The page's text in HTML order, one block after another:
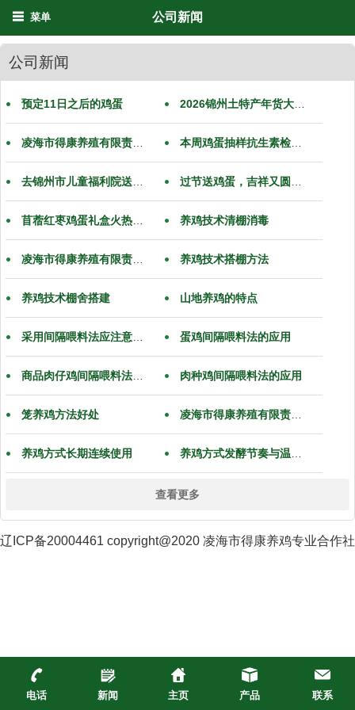
公司新闻
菜单
公司新闻
预定11日之后的鸡蛋 2026锦州土特产年货大集等你来
凌海市得康养殖有限责任公司祝大家元旦快乐 本周鸡蛋抽样抗生素检测结果均为阴性，结论合格。
去锦州市儿童福利院送福利 过节送鸡蛋，吉祥又圆满！
苜蓿红枣鸡蛋礼盒火热销售中 养鸡技术清棚消毒
凌海市得康养殖有限责任公司祝大家十一快乐 养鸡技术搭棚方法
养鸡技术棚舍搭建 山地养鸡的特点
采用间隔喂料法应注意的问题 蛋鸡间隔喂料法的应用
商品肉仔鸡间隔喂料法的应用 肉种鸡间隔喂料法的应用
笼养鸡方法好处 凌海市得康养殖有限责任公司祝大家五一快乐
养鸡方式长期连续使用 养鸡方式发酵节奏与温度控制
查看更多
辽ICP备20004461 copyright@2020 凌海市得康养鸡专业合作社
电话 新闻 主页 产品 联系